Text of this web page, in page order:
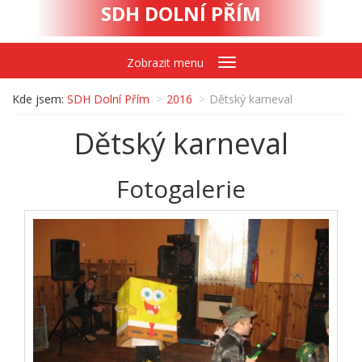
SDH DOLNÍ PŘÍM
Zobrazit menu
Kde jsem: SDH Dolní Přím 2016 Dětský karneval
Dětský karneval
Fotogalerie